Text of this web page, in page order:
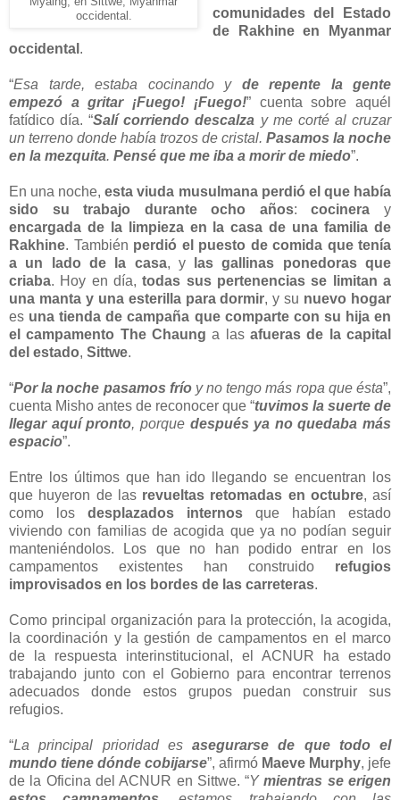
occidental.
comunidades del Estado
de Rakhine en Myanmar
occidental .
“Esa tarde, estaba cocinando y de repente la gente
empezó a gritar ¡Fuego! ¡Fuego!” cuenta sobre aquél
fatídico día. “Salí corriendo descalza y me corté al cruzar
un terreno donde había trozos de cristal. Pasamos la noche
en la mezquita. Pensé que me iba a morir de miedo”.
En una noche,esta viuda musulmana perdió el que había
sido su trabajo durante ocho años:cocinera y
encargada de la limpieza en la casa de una familia de
Rakhine. También perdió el puesto de comida que tenía
a un lado de la casa, y
las gallinas ponedoras que
criaba. Hoy en día,todas sus pertenencias se limitan a
una manta y una esterilla para dormir, y su nuevo hogar
es una tienda de campaña que comparte con su hija en
el campamento The Chaung a las afueras de la capital
del estado, Sittwe.
“Por la noche pasamos fríoy no tengo más ropa que ésta”,
cuenta Misho antes de reconocer que “tuvimos la suerte de
llegar aquí pronto, porque después ya no quedaba más
espacio”.
Entre los últimos que han ido llegando se encuentran los
que huyeron de las revueltas retomadas en octubre, así
como los desplazados internos que habían estado
viviendo con familias de acogida que ya no podían seguir
manteniéndolos. Los que no han podido entrar en los
campamentos existentes han construido refugios
improvisados en los bordes de las carreteras.
Como principal organización para la protección, la acogida,
la coordinación y la gestión de campamentos en el marco
de la respuesta interinstitucional, el ACNUR ha estado
trabajando junto con el Gobierno para encontrar terrenos
adecuados donde estos grupos puedan construir sus
refugios.
“La principal prioridad es asegurarse de que todo el
mundo tiene dónde cobijarse”, afirmó Maeve Murphy, jefe
de la Oficina del ACNUR en Sittwe. “Ymientras se erigen